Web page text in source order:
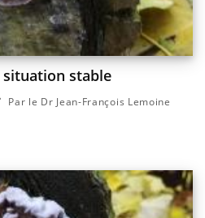
stable
Par le Dr Jean-François Lemoine